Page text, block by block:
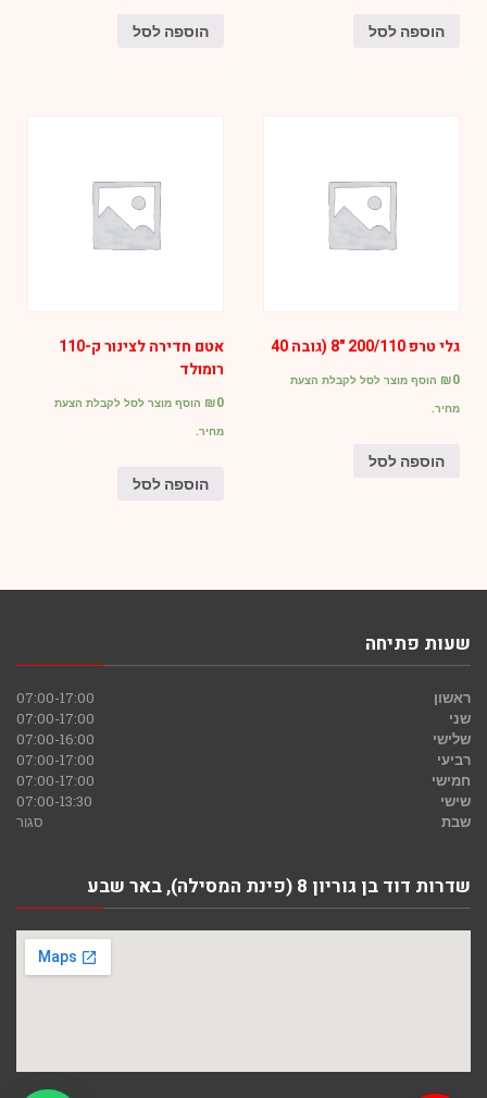
הוספה לסל הוספה לסל
גלי טרפ 200/110 "8 (גובה 40
₪0
הוסף מוצר לסל לקבלת הצעת
מחיר.
הוספה לסל
אטם חדירה לצינור ק-110
רומולד
₪0
הוסף מוצר לסל לקבלת הצעת
מחיר.
הוספה לסל
שעות פתיחה
ראשון
07:00-17:00
שני
07:00-17:00
שלישי
07:00-16:00
רביעי
07:00-17:00
חמישי
07:00-17:00
שישי
07:00-13:30
שבת
סגור
שדרות דוד בן גוריון 8 (פינת המסילה), באר שבע